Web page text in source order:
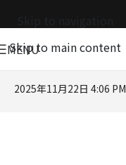
Skip to main content
MENU
2025年11月22日 4:06 PM